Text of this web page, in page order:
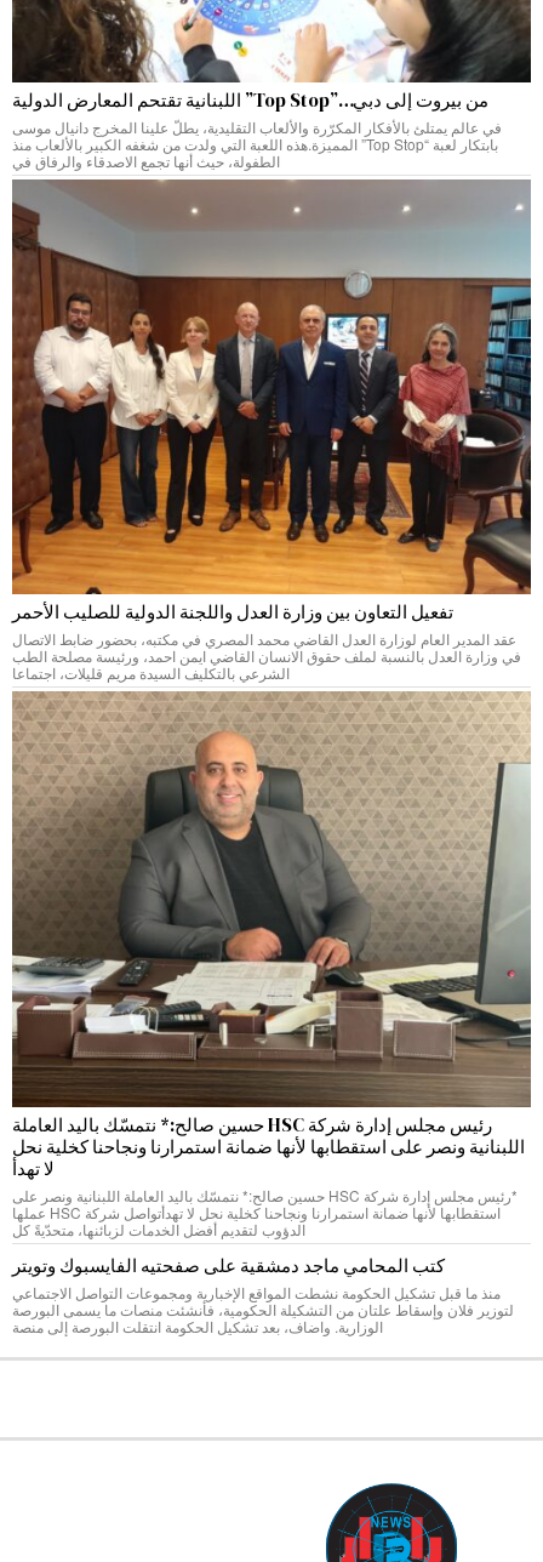
من بيروت إلى دبي…”Top Stop” اللبنانية تقتحم المعارض الدولية
في عالم يمتلئ بالأفكار المكرّرة والألعاب التقليدية، يطلّ علينا المخرج دانيال موسى
بابتكار لعبة “Top Stop” المميزة.هذه اللعبة التي ولدت من شغفه الكبير بالألعاب منذ
الطفولة، حيث أنها تجمع الاصدقاء والرفاق في
تفعيل التعاون بين وزارة العدل واللجنة الدولية للصليب الأحمر
عقد المدير العام لوزارة العدل القاضي محمد المصري في مكتبه، بحضور ضابط الاتصال
في وزارة العدل بالنسبة لملف حقوق الانسان القاضي ايمن احمد، ورئيسة مصلحة الطب
الشرعي بالتكليف السيدة مريم قليلات، اجتماعا
رئيس مجلس إدارة شركة HSC حسين صالح:* نتمسّك باليد العاملة
اللبنانية ونصر على استقطابها لأنها ضمانة استمرارنا ونجاحنا كخلية نحل
لا تهدأ
*رئيس مجلس إدارة شركة HSC حسين صالح:* نتمسّك باليد العاملة اللبنانية ونصر على
استقطابها لأنها ضمانة استمرارنا ونجاحنا كخلية نحل لا تهدأتواصل شركة HSC عملها
الدؤوب لتقديم أفضل الخدمات لزبائنها، متحدّيةً كل
كتب المحامي ماجد دمشقية على صفحتيه الفايسبوك وتويتر
منذ ما قبل تشكيل الحكومة نشطت المواقع الإخبارية ومجموعات التواصل الاجتماعي
لتوزير فلان وإسقاط علتان من التشكيلة الحكومية، فأنشئت منصات ما يسمى البورصة
الوزارية. واضاف، بعد تشكيل الحكومة انتقلت البورصة إلى منصة